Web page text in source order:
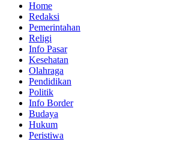
Home
Redaksi
Pemerintahan
Religi
Info Pasar
Kesehatan
Olahraga
Pendidikan
Politik
Info Border
Budaya
Hukum
Peristiwa